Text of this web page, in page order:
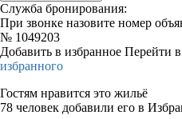
Служба бронирования:
При звонке назовите номер
№ 1049203
Добавить в избранное Перейти
избранного
Гостям нравится это жильё
78 человек добавили его в